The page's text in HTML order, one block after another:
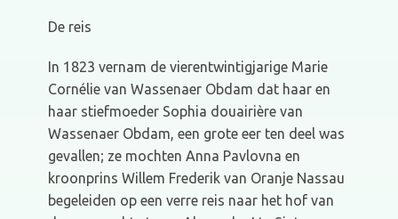
De reis
In 1823 vernam de vierentwintigjarige Marie
Cornélie van Wassenaer Obdam dat haar en
haar stiefmoeder Sophia douairière van
Wassenaer Obdam, een grote eer ten deel was
gevallen; ze mochten Anna Pavlovna en
kroonprins Willem Frederik van Oranje Nassau
begeleiden op een verre reis naar het hof van